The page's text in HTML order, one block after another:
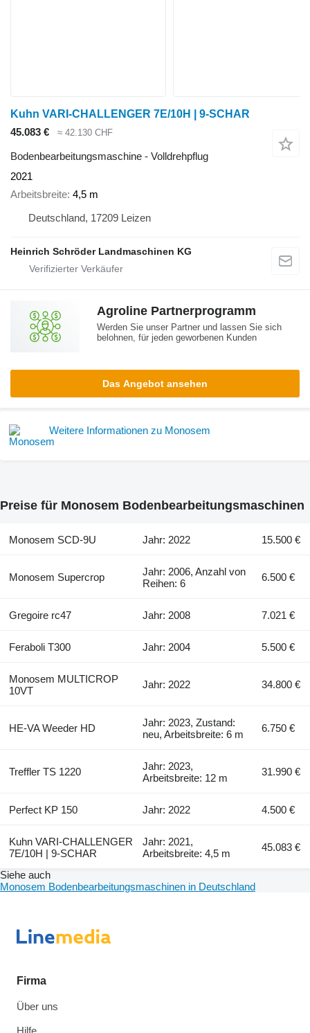
Kuhn VARI-CHALLENGER 7E/10H | 9-SCHAR
45.083 €
≈ 42.130 CHF
Bodenbearbeitungsmaschine - Volldrehpflug
2021
Arbeitsbreite 4,5 m
Deutschland, 17209 Leizen
Heinrich Schröder Landmaschinen KG
Agroline Partnerprogramm
Werden Sie unser Partner und lassen Sie sich
belohnen, für jeden geworbenen Kunden
Das Angebot ansehen
Weitere Informationen zu Monosem
Preise für Monosem Bodenbearbeitungsmaschinen
Monosem SCD-9U Jahr: 2022 15.500 €
Monosem Supercrop
Jahr: 2006, Anzahl von
Reihen: 6
6.500 €
Gregoire rc47 Jahr: 2008 7.021 €
Feraboli T300 Jahr: 2004 5.500 €
Monosem MULTICROP
10VT
Jahr: 2022 34.800 €
HE-VA Weeder HD
Jahr: 2023, Zustand:
neu, Arbeitsbreite: 6 m
6.750 €
Treffler TS 1220
Jahr: 2023,
Arbeitsbreite: 12 m
31.990 €
Perfect KP 150 Jahr: 2022 4.500 €
Kuhn VARI-CHALLENGER
7E/10H | 9-SCHAR
Jahr: 2021,
Arbeitsbreite: 4,5 m
45.083 €
Siehe auch
Monosem Bodenbearbeitungsmaschinen in Deutschland
Firma
Über uns